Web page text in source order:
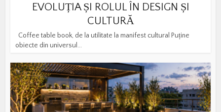
EVOLUȚIA ȘI ROLUL ÎN DESIGN ȘI
CULTURĂ
Coffee table book, de la utilitate la manifest cultural Puține
obiecte din universul...